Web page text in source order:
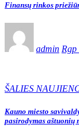
Finansų rinkos
admin Rgp
ŠALIES
Kauno miesto
pasirodymas aštuonių